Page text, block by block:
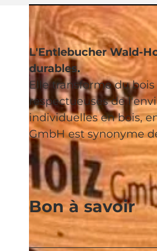
L'Entlebucher Wald-
durables.
Elle transforme du
respectueuses de
individuelles en bois,
GmbH est synonyme
Bon à savoir